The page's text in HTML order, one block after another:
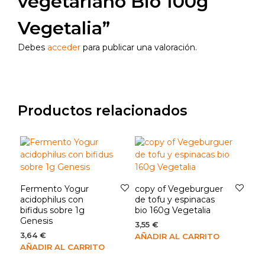
Vegetalia”
Debes acceder para publicar una valoración.
Productos relacionados
Fermento Yogur
acidophilus con
bifidus sobre 1g
Genesis
3,64€
AÑADIR AL CARRITO
copy of Vegeburguer
de tofu y espinacas
bio 160g Vegetalia
3,55 €
AÑADIR AL CARRITO